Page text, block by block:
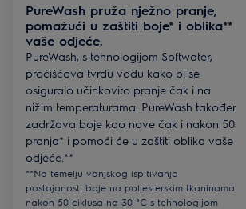
PureWash pruža nježno pranje,
pomažući u zaštiti boje* i oblika**
vaše odjeće.
PureWash, s tehnologijom Softwater,
pročišćava tvrdu vodu kako bi se
osiguralo učinkovito pranje čak i na
nižim temperaturama. PureWash također
zadržava boje kao nove čak i nakon 50
pranja* i pomoći će u zaštiti oblika vaše
odjeće.**
**Na temelju vanjskog ispitivanja
postojanosti boje na poliesterskim tkaninama
nakon 50 ciklusa na 30 °C s tehnologijom